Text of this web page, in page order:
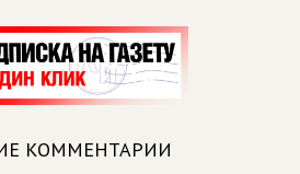
и проведут
создателями
пробурят
скважины
с водоснабжением
КОММЕНТАРИИ